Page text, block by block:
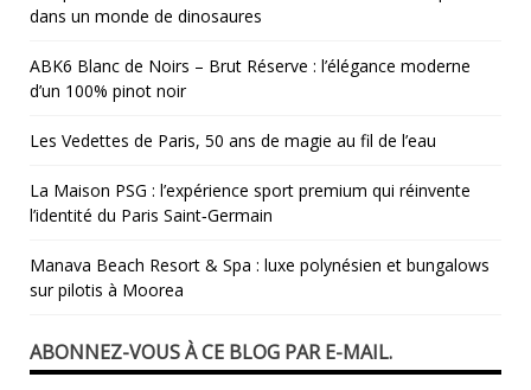
dans un monde de dinosaures
ABK6 Blanc de Noirs – Brut Réserve : l’élégance moderne
d’un 100% pinot noir
Les Vedettes de Paris, 50 ans de magie au fil de l’eau
La Maison PSG : l’expérience sport premium qui réinvente
l’identité du Paris Saint‑Germain
Manava Beach Resort & Spa : luxe polynésien et bungalows
sur pilotis à Moorea
ABONNEZ-VOUS À CE BLOG PAR E-MAIL.